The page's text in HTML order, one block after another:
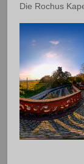
Die Rochus